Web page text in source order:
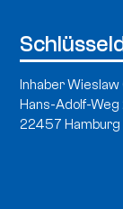
Inhaber
Hans-Adolf-Weg
22457 Hamburg